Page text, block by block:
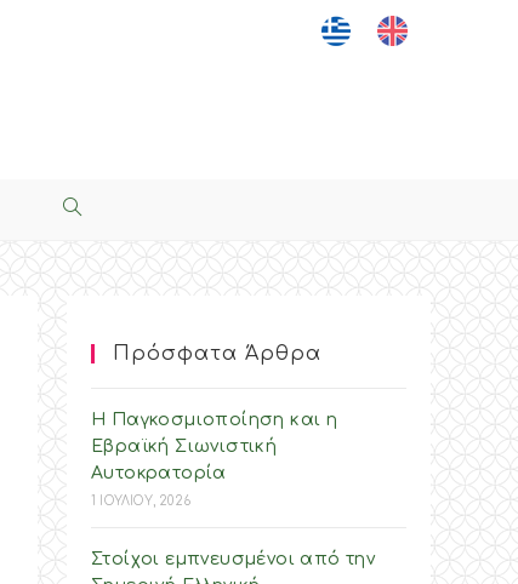
Toggle
Website
Πρόσφατα Άρθρα
Η Παγκοσμιοποίηση και η
Εβραϊκή Σιωνιστική
Αυτοκρατορία
1 ΙΟΥΛΙΟΥ, 2026
Στοίχοι εμπνευσμένοι από την